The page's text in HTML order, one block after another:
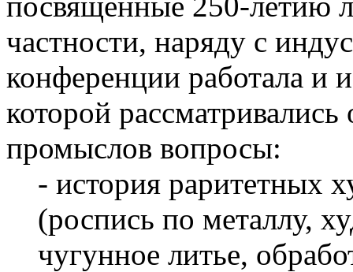
частности, наряду с
конференции работала и
которой
промыслов вопросы:
- история раритетных
(роспись по металлу,
чугунное литье,